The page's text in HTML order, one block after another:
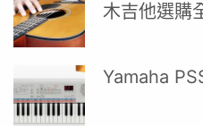
木吉他選購
Yamaha